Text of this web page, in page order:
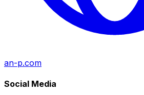
an-p.com
Social Media